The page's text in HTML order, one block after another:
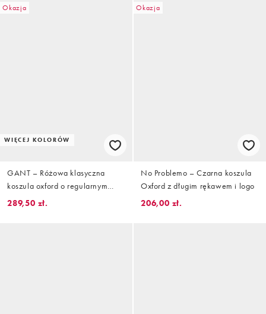
Okazja
WIĘCEJ KOLORÓW
GANT – Różowa klasyczna
koszula oxford o regularnym
kroju z efektem sprania
289,50 zł.
Okazja
No Problemo – Czarna koszula
Oxford z długim rękawem i logo
206,00 zł.